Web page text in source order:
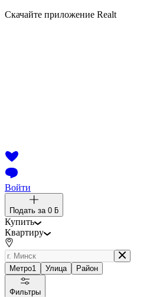
Скачайте приложение Realt
Войти
Подать за 0 ƃ
Купить
Квартиру
Метро1 Улица Район
Фильтры